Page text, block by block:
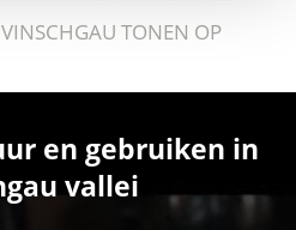
TONEN OP
en gebruiken in
vallei